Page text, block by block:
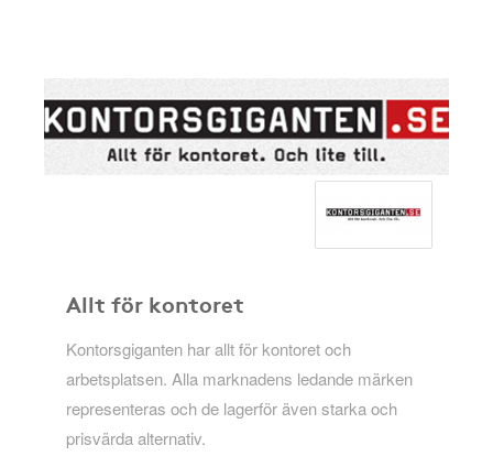
Allt för kontoret
Kontorsgiganten har allt för kontoret och
arbetsplatsen. Alla marknadens ledande märken
representeras och de lagerför även starka och
prisvärda alternativ.